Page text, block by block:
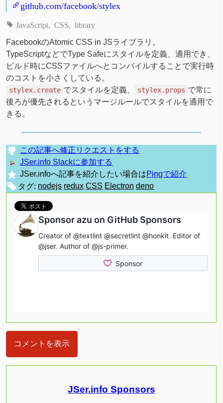
github.com/facebook/stylex
JavaScript CSS library
FacebookのAtomic CSS in JSライブラリ。
TypeScriptなどでType Safeにスタイルを定義、適用でき、
ビルド時にCSSファイルへとコンパイルすることで実行時
のコストを小さくしている。
stylex.create でスタイルを定義、 stylex.props で常に
後ろが優先されるというマージルールでスタイルを適用で
きる。
この記事へ修正リクエストをする
JSer.info Slackに参加する
JSer.infoへ記事を紹介したい場合はPingで紹介
タグ: nodejs redux CSS Electron deno
コメントを表示
JSer.info Sponsors